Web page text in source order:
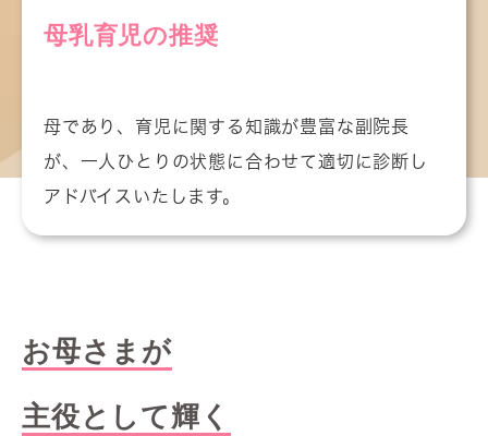
母乳育児の推奨
母であり、育児に関する知識が豊富な副院長
が、一人ひとりの状態に合わせて適切に診断し
アドバイスいたします。
お母さまが
主役として輝く